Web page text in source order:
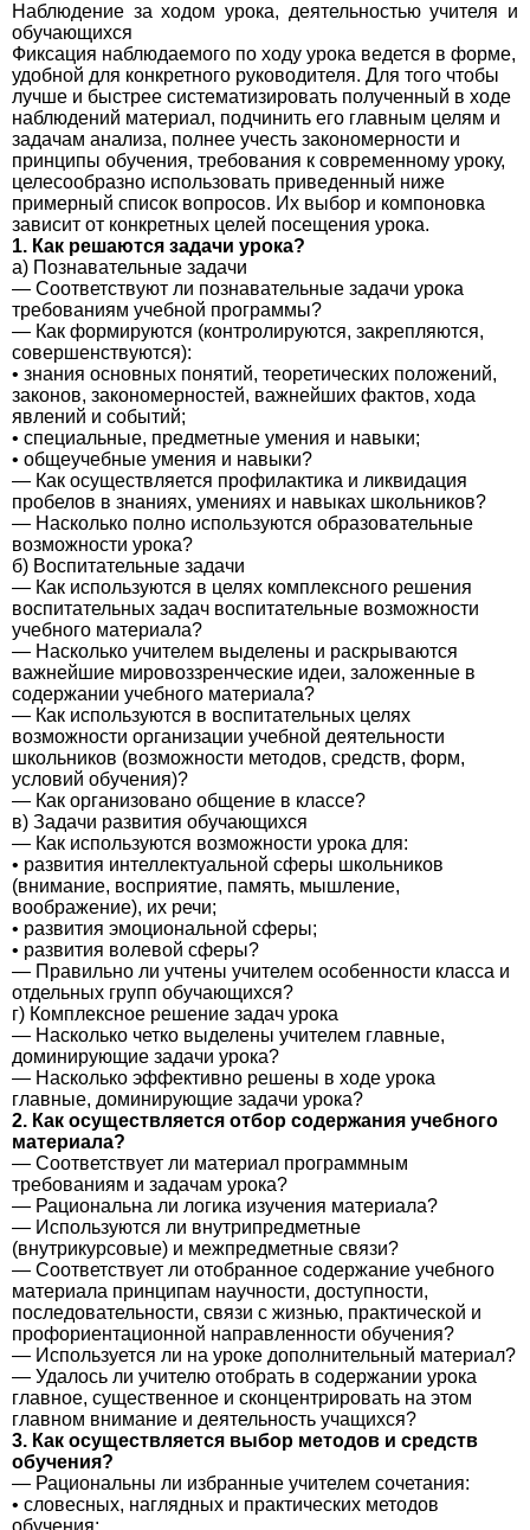
Наблюдение за ходом урока, деятельностью учителя и
обучающихся
Фиксация наблюдаемого по ходу урока ведется в форме,
удобной для конкретного руководителя. Для того чтобы
лучше и быстрее систематизировать полученный в ходе
наблюдений материал, подчинить его главным целям и
задачам анализа, полнее учесть закономерности и
принципы обучения, требования к современному уроку,
целесообразно использовать приведенный ниже
примерный список вопросов. Их выбор и компоновка
зависит от конкретных целей посещения урока.
1. Как решаются задачи урока?
а) Познавательные задачи
— Соответствуют ли познавательные задачи урока
требованиям учебной программы?
— Как формируются (контролируются, закрепляются,
совершенствуются):
• знания основных понятий, теоретических положений,
законов, закономерностей, важнейших фактов, хода
явлений и событий;
• специальные, предметные умения и навыки;
• общеучебные умения и навыки?
— Как осуществляется профилактика и ликвидация
пробелов в знаниях, умениях и навыках школьников?
— Насколько полно используются образовательные
возможности урока?
б) Воспитательные задачи
— Как используются в целях комплексного решения
воспитательных задач воспитательные возможности
учебного материала?
— Насколько учителем выделены и раскрываются
важнейшие мировоззренческие идеи, заложенные в
содержании учебного материала?
— Как используются в воспитательных целях
возможности организации учебной деятельности
школьников (возможности методов, средств, форм,
условий обучения)?
— Как организовано общение в классе?
в) Задачи развития обучающихся
— Как используются возможности урока для:
• развития интеллектуальной сферы школьников
(внимание, восприятие, память, мышление,
воображение), их речи;
• развития эмоциональной сферы;
• развития волевой сферы?
— Правильно ли учтены учителем особенности класса и
отдельных групп обучающихся?
г) Комплексное решение задач урока
— Насколько четко выделены учителем главные,
доминирующие задачи урока?
— Насколько эффективно решены в ходе урока
главные, доминирующие задачи урока?
2. Как осуществляется отбор содержания учебного
материала?
— Соответствует ли материал программным
требованиям и задачам урока?
— Рациональна ли логика изучения материала?
— Используются ли внутрипредметные
(внутрикурсовые) и межпредметные связи?
— Соответствует ли отобранное содержание учебного
материала принципам научности, доступности,
последовательности, связи с жизнью, практической и
профориентационной направленности обучения?
— Используется ли на уроке дополнительный материал?
— Удалось ли учителю отобрать в содержании урока
главное, существенное и сконцентрировать на этом
главном внимание и деятельность учащихся?
3. Как осуществляется выбор методов и средств
обучения?
— Рациональны ли избранные учителем сочетания:
• словесных, наглядных и практических методов
обучения;